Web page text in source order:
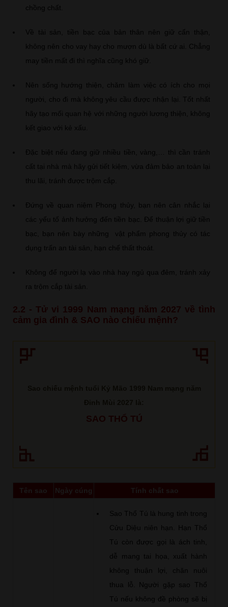
chồng chất.
Về tài sản, tiền bạc của bản thân nên giữ cẩn thận,
không nên cho vay hay cho mượn dù là bất cứ ai. Chẳng
may tiền mất đi thì nghĩa cũng khó giữ.
Nên sống hướng thiện, chăm làm việc có ích cho mọi
người, cho đi mà không yêu cầu được nhận lại. Tốt nhất
hãy tạo mối quan hệ với những người lương thiện, không
kết giao với kẻ xấu.
Đặc biệt nếu đang giữ nhiều tiền, vàng,… thì cần tránh
cất tại nhà mà hãy gửi tiết kiệm, vừa đảm bảo an toàn lại
thu lãi, tránh được trộm cắp.
Đứng về quan niệm Phong thủy, bạn nên cân nhắc lại
các yếu tố ảnh hưởng đến tiền bạc. Để thuận lợi giữ tiền
bạc, bạn nên bày những vật phẩm phong thủy có tác
dụng trấn an tài sản, hạn chế thất thoát.
Không để người lạ vào nhà hay ngủ qua đêm, tránh xảy
ra trộm cắp tài sản.
2.2 - Tử vi 1999 Nam mạng năm 2027 về tình
cảm gia đình & SAO nào chiếu mệnh?
SAO THỔ TÚ
Tên sao Ngày cúng Tính chất sao
Sao Thổ Tú là hung tinh trong
Cửu Diệu niên hạn. Hạn Thổ
Tú còn được gọi là ách tinh,
dễ mang tai họa, xuất hành
không thuận lợi, chăn nuôi
thua lỗ. Người gặp sao Thổ
Tú nếu không đề phòng sẽ bị